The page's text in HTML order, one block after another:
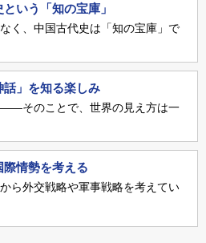
いう「知の宝庫」
く、中国古代史は「知の宝庫」で
話」を知る楽しみ
そのことで、世界の見え方は一
際情勢を考える
ら外交戦略や軍事戦略を考えてい